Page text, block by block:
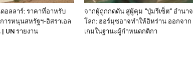
ดอลลาร์: ราคาที่อาหรับ
ารหนุนสหรัฐฯ‑อิสราเอล
UN รายงาน
จากผู้ถูกกดดัน สู่ผู้คุม “ปุ่มรีเซ็ต” อำนาจ
โลก: ฮอร์มุซอาจทำให้อิหร่าน ออกจาก
เกมในฐานะผู้กำหนดกติกา